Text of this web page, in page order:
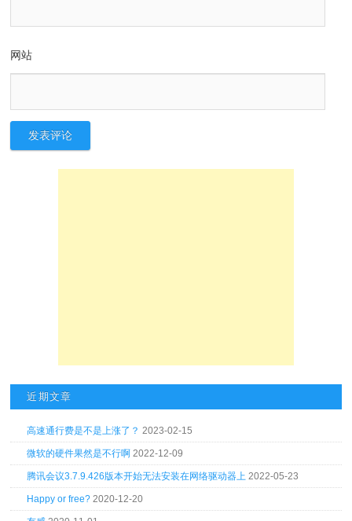
网站
近期文章
高速通行费是不是上涨了？ 2023-02-15
微软的硬件果然是不行啊 2022-12-09
腾讯会议3.7.9.426版本开始无法安装在网络驱动器上 2022-05-23
Happy or free? 2020-12-20